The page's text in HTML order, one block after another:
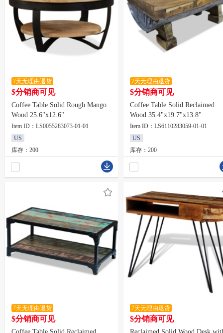
7天无理由退货
$分销商可见
Coffee Table Solid Rough Mango
Wood 25.6"x12.6"
Item ID：LS0055283073-01-01
US
库存：200
7天无理由退货
$分销商可见
Coffee Table Solid Reclaimed
Wood 35.4"x19.7"x13.8"
Item ID：LS6110283059-01-01
US
库存：200
7天无理由退货
$分销商可见
7天无理由退货
$分销商可见